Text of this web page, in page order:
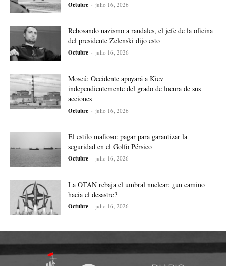
Octubre - julio 16, 2026
Rebosando nazismo a raudales, el jefe de la oficina
del presidente Zelenski dijo esto
Octubre - julio 16, 2026
Moscú: Occidente apoyará a Kiev
independientemente del grado de locura de sus
acciones
Octubre - julio 16, 2026
El estilo mafioso: pagar para garantizar la
seguridad en el Golfo Pérsico
Octubre - julio 16, 2026
La OTAN rebaja el umbral nuclear: ¿un camino
hacia el desastre?
Octubre - julio 16, 2026